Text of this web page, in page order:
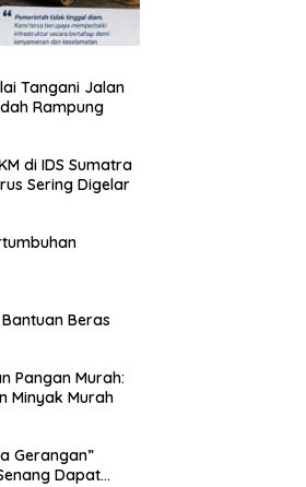
Tangani Jalan
Rampung
di IDS Sumatra
Sering Digelar
Beras
Pangan Murah:
Minyak Murah
Gerangan”
Dapat